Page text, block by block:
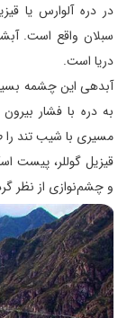
در دره آلوارس یا
دریا است.
آبدهی این چشمه
به دره با فشار
مسیری با شیب تند
قیزیل گوللر، پیست
و چشم‌نوازی از نظر